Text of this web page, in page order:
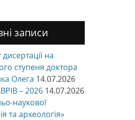
записи
на
ступеня доктора
Олега 14.07.2026
– 2026 14.07.2026
наукової
та археологія»